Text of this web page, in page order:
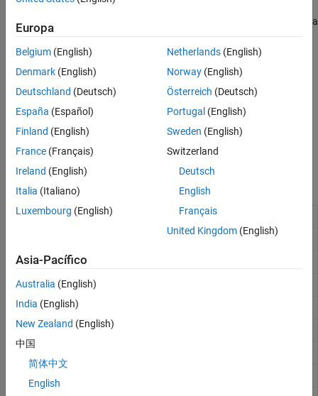
Sin embargo, hay situaciones en las que debe escribir un programa
personalizado para interactuar con datos. Por ejemplo:
Sus datos tienen un formato personalizado.
Usted crea aplicaciones para usuarios que no ejecutan
MATLAB y desea proporcionarles datos de MATLAB.
Desea leer datos desde una aplicación externa, pero no tiene
acceso al código fuente.
API de archivos MAT de C
matOpen Open MAT-file
Close MAT-file
MATFile
matGetVariable
matGetVariableInfo
matGetNextVariable
Europa
Belgium (English)
Denmark (English)
Deutschland (Deutsch)
España (Español)
Finland (English)
France (Français)
Ireland (English)
Italia (Italiano)
Luxembourg (English)
Netherlands(English)
Norway(English)
Österreich (Deutsch)
Portugal (English)
Sweden (English)
Switzerland
Deutsch
English
Français
United Kingdom(English)
Asia-Pacífico
Australia (English)
India (English)
New Zealand (English)
中国
简体中文
English